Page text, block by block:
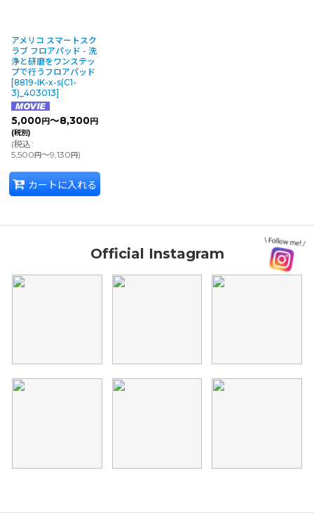
アメリコ スマートスク
ラブ フロアパッド - 洗
浄と研磨をワンステッ
プで行うフロアパッド
[8819-IK-x-s(C1-
3)_403013]
5,000円～8,300円
(税別)
(税込:
5,500 円～9,130 円)
カートに入れる
Official Instagram